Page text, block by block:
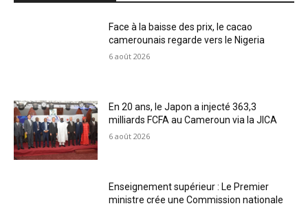
Face à la baisse des prix, le cacao
camerounais regarde vers le Nigeria
6 août 2026
En 20 ans, le Japon a injecté 363,3
milliards FCFA au Cameroun via la JICA
6 août 2026
Enseignement supérieur : Le Premier
ministre crée une Commission nationale